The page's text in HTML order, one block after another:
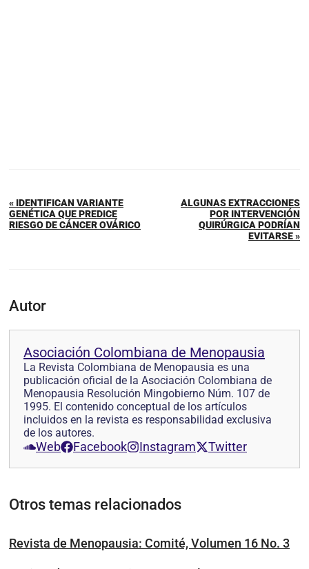
« IDENTIFICAN VARIANTE
GENÉTICA QUE PREDICE
RIESGO DE CÁNCER OVÁRICO
ALGUNAS EXTRACCIONES
POR INTERVENCIÓN
QUIRÚRGICA PODRÍAN
EVITARSE »
Autor
Asociación Colombiana de Menopausia
La Revista Colombiana de Menopausia es una
publicación oficial de la Asociación Colombiana de
Menopausia Resolución Mingobierno Núm. 107 de
1995. El contenido conceptual de los artículos
incluidos en la revista es responsabilidad exclusiva
de los autores.
Web Facebook Instagram Twitter
Otros temas relacionados
Revista de Menopausia: Comité, Volumen 16 No. 3